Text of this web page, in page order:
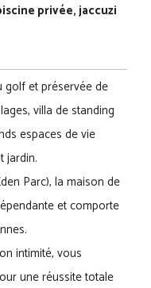
privée, jaccuzi
et préservée de
villa de standing
espaces de vie
jardin.
Parc), la maison de
et comporte
intimité, vous
une réussite totale